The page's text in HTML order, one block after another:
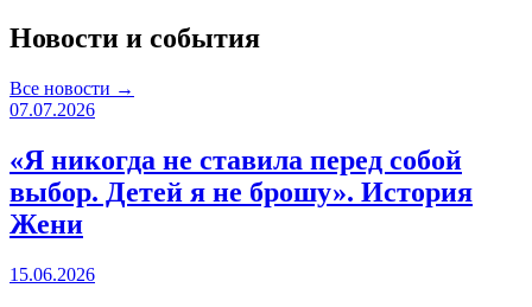
Новости и события
Все новости →
07.07.2026
«Я никогда не ставила перед собой
выбор. Детей я не брошу». История
Жени
15.06.2026